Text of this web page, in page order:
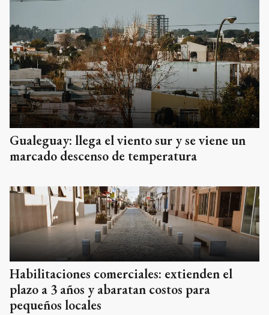
Gualeguay: llega el viento sur y se viene un
marcado descenso de temperatura
Habilitaciones comerciales: extienden el
plazo a 3 años y abaratan costos para
pequeños locales